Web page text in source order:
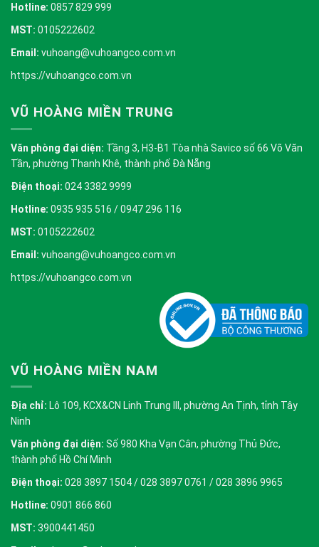
Hotline: 0857 829 999
MST: 0105222602
Email: vuhoang@vuhoangco.com.vn
https://vuhoangco.com.vn
VŨ HOÀNG MIỀN TRUNG
Văn phòng đại diện: Tầng 3, H3-B1 Tòa nhà Savico số 66 Võ Văn
Tần, phường Thanh Khê, thành phố Đà Nẵng
Điện thoại: 024 3382 9999
Hotline: 0935 935 516 / 0947 296 116
MST: 0105222602
Email: vuhoang@vuhoangco.com.vn
https://vuhoangco.com.vn
VŨ HOÀNG MIỀN NAM
Địa chỉ: Lô 109, KCX&CN Linh Trung III, phường An Tịnh, tỉnh Tây
Ninh
Văn phòng đại diện: Số 980 Kha Vạn Cân, phường Thủ Đức,
thành phố Hồ Chí Minh
Điện thoại: 028 3897 1504 / 028 3897 0761 / 028 3896 9965
Hotline: 0901 866 860
MST: 3900441450